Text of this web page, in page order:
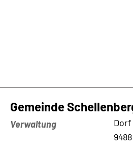
Gemeinde
Verwaltung
Dorf